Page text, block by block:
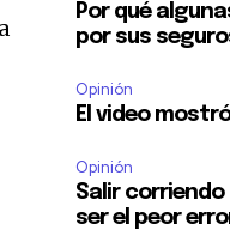
Por qué
por sus
Opinión
El video
Opinión
Salir
ser el peor